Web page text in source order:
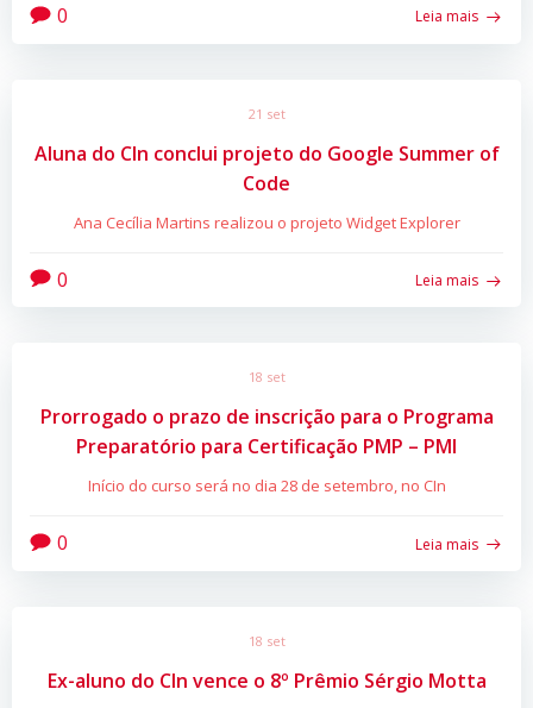
0 Leia mais
21 set
Aluna do CIn conclui projeto do Google Summer of
Code
Ana Cecília Martins realizou o projeto Widget Explorer
0 Leia mais
18 set
Prorrogado o prazo de inscrição para o Programa
Preparatório para Certificação PMP – PMI
Início do curso será no dia 28 de setembro, no CIn
0 Leia mais
18 set
Ex-aluno do CIn vence o 8º Prêmio Sérgio Motta